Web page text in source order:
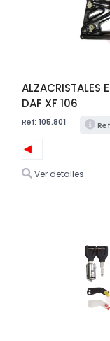
ALZACRISTALES
DAF XF 106
Ref: 105.801
Ver detalles